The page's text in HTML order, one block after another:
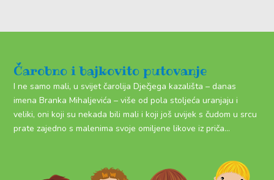
Čarobno i bajkovito putovanje
I ne samo mali, u svijet čarolija Dječjega kazališta – danas
imena Branka Mihaljevića – više od pola stoljeća uranjaju i
veliki, oni koji su nekada bili mali i koji još uvijek s čudom u srcu
prate zajedno s malenima svoje omiljene likove iz priča…